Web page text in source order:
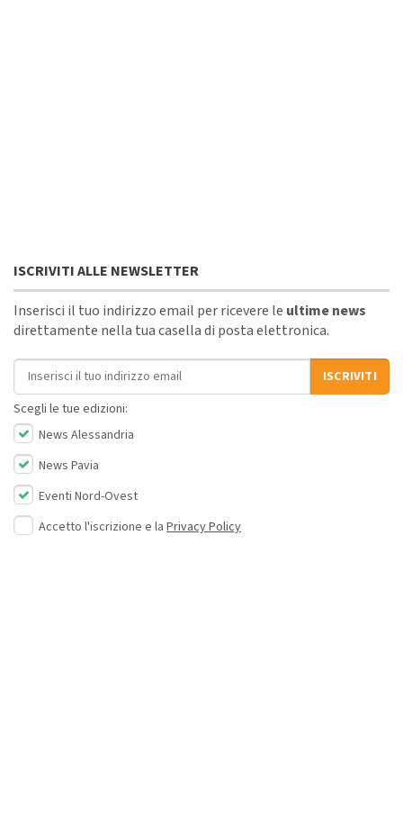
ISCRIVITI ALLE NEWSLETTER
Inserisci il tuo indirizzo email per ricevere le ultime news
direttamente nella tua casella di posta elettronica.
Indirizzo email
ISCRIVITI
Scegli le tue edizioni:
News Alessandria
News Pavia
Eventi Nord-Ovest
Accetto l'iscrizione e la Privacy Policy